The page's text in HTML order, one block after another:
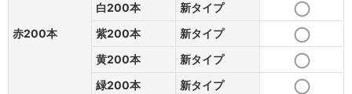
赤200本
白200本
新タイプ
紫200本
新タイプ
黄200本
新タイプ
緑200本
新タイプ